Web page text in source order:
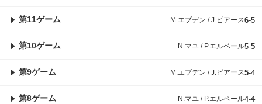
第11ゲーム M.エブデン / J.ピアース6-5
第10ゲーム N.マユ / P.エルベール5-5
第9ゲーム M.エブデン / J.ピアース5-4
第8ゲーム N.マユ / P.エルベール4-4